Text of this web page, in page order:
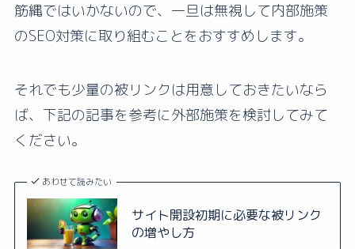
筋縄ではいかないので、一旦は無視して内部施策
のSEO対策に取り組むことをおすすめします。
それでも少量の被リンクは用意しておきたいなら
ば、下記の記事を参考に外部施策を検討してみて
ください。
あわせて読みたい
サイト開設初期に必要な被リンク
の増やし方